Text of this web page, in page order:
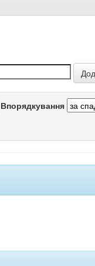
Впорядкування